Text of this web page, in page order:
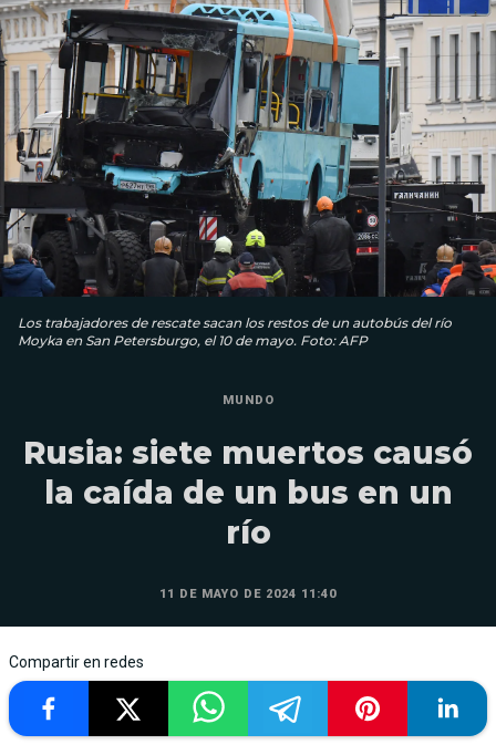
Los trabajadores de rescate sacan los restos de un autobús del río
Moyka en San Petersburgo, el 10 de mayo. Foto: AFP
MUNDO
Rusia: siete muertos causó
la caída de un bus en un
río
11 DE MAYO DE 2024 11:40
Compartir en redes